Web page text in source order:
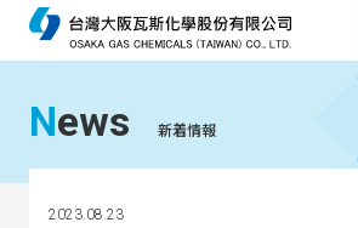
News 新着情報
2023.08.23